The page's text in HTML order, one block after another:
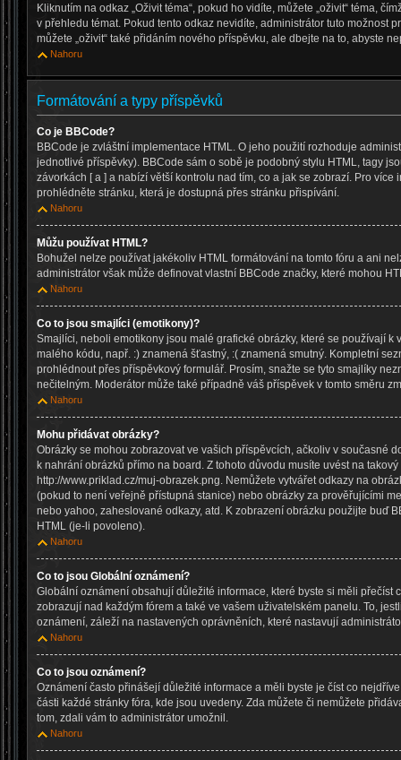
Kliknutím na odkaz „Oživit téma“, pokud ho vidíte, můžete „oživit“ téma,
v přehledu témat. Pokud tento odkaz nevidíte, administrátor tuto možnost
můžete „oživit“ také přidáním nového příspěvku, ale dbejte na to, abyste
Nahoru
Formátování a typy příspěvků
Co je BBCode?
BBCode je zvláštní implementace HTML. O jeho použití rozhoduje
jednotlivé příspěvky). BBCode sám o sobě je podobný stylu HTML, tagy
závorkách [ a ] a nabízí větší kontrolu nad tím, co a jak se zobrazí. Pro více
prohlédněte stránku, která je dostupná přes stránku přispívání.
Nahoru
Můžu používat HTML?
Bohužel nelze používat jakékoliv HTML formátování na tomto fóru a ani
administrátor však může definovat vlastní BBCode značky, které mohou
Nahoru
Co to jsou smajlíci (emotikony)?
Smajlíci, neboli emotikony jsou malé grafické obrázky, které se používají k
malého kódu, např. :) znamená šťastný, :( znamená smutný. Kompletní
prohlédnout přes příspěvkový formulář. Prosím, snažte se tyto smajlíky
nečitelným. Moderátor může také případně váš příspěvek v tomto směru
Nahoru
Mohu přidávat obrázky?
Obrázky se mohou zobrazovat ve vašich příspěvcích, ačkoliv v současné
k nahrání obrázků přímo na board. Z tohoto důvodu musíte uvést na
http://www.priklad.cz/muj-obrazek.png. Nemůžete vytvářet odkazy na
(pokud to není veřejně přístupná stanice) nebo obrázky za prověřujícími
nebo yahoo, zaheslované odkazy, atd. K zobrazení obrázku použijte buď
HTML (je-li povoleno).
Nahoru
Co to jsou Globální oznámení?
Globální oznámení obsahují důležité informace, které byste si měli přečíst
zobrazují nad každým fórem a také ve vašem uživatelském panelu. To,
oznámení, záleží na nastavených oprávněních, které nastavují
Nahoru
Co to jsou oznámení?
Oznámení často přinášejí důležité informace a měli byste je číst co
části každé stránky fóra, kde jsou uvedeny. Zda můžete či nemůžete
tom, zdali vám to administrátor umožnil.
Nahoru